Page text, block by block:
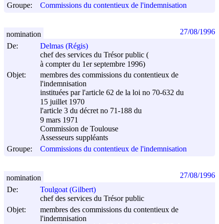
Groupe:
Commissions du contentieux de l'indemnisation
De:
Delmas (Régis)
chef des services du Trésor public (
à compter du 1er septembre 1996)
Objet:
membres des commissions du contentieux de
l'indemnisation
instituées par l'article 62 de la loi no 70-632 du
15 juillet 1970
l'article 3 du décret no 71-188 du
9 mars 1971
Commission de Toulouse
Assesseurs suppléants
Groupe:
Commissions du contentieux de l'indemnisation
nomination 27/08/1996
De:
Toulgoat (Gilbert)
chef des services du Trésor public
Objet:
membres des commissions du contentieux de
l'indemnisation
nomination 27/08/1996